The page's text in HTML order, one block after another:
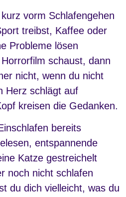
vorm Schlafengehen
treibst, Kaffee oder
Probleme lösen
schaust, dann
nicht, wenn du nicht
Herz schlägt auf
kreisen die Gedanken.
bereits
entspannende
Katze gestreichelt
noch nicht schlafen
du dich vielleicht, was du